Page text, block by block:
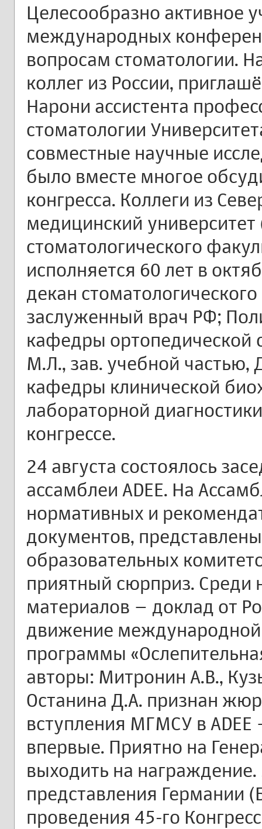
Целесообразно активное
международных
вопросам стоматологии.
коллег из России,
Нарони ассистента
стоматологии
совместные научные
было вместе многое
конгресса. Коллеги из
медицинский университет
стоматологического
исполняется 60 лет в
декан
заслуженный врач РФ;
кафедры ортопедической
М.Л., зав. учебной частью,
кафедры клинической
лабораторной
конгрессе.
24 августа состоялось
ассамблеи ADEE. На
нормативных и
документов,
образовательных
приятный сюрприз. Среди
материалов – доклад от
движение международной
программы
авторы: Митронин А.В.,
Останина Д.А. признан
вступления МГМСУ в ADEE
впервые. Приятно на
выходить на
представления Германии
проведения 45-го